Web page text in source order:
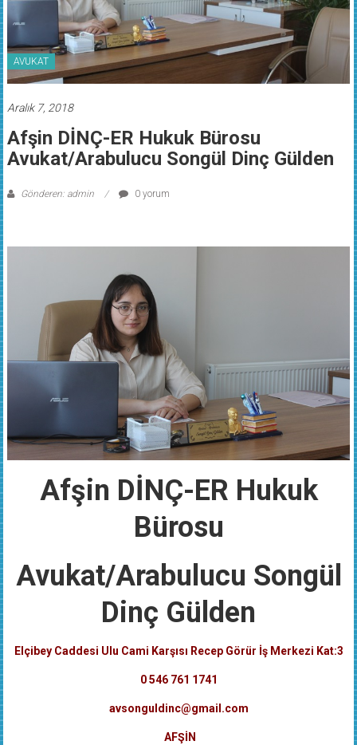
AVUKAT
Aralık 7, 2018
Afşin DİNÇ-ER Hukuk Bürosu
Avukat/Arabulucu Songül Dinç Gülden
Gönderen: admin 0 yorum
Afşin DİNÇ-ER Hukuk
Bürosu
Avukat/Arabulucu Songül
Dinç Gülden
Elçibey Caddesi Ulu Cami Karşısı Recep Görür İş Merkezi Kat:3
0 546 761 1741
avsonguldinc@gmail.com
AFŞİN